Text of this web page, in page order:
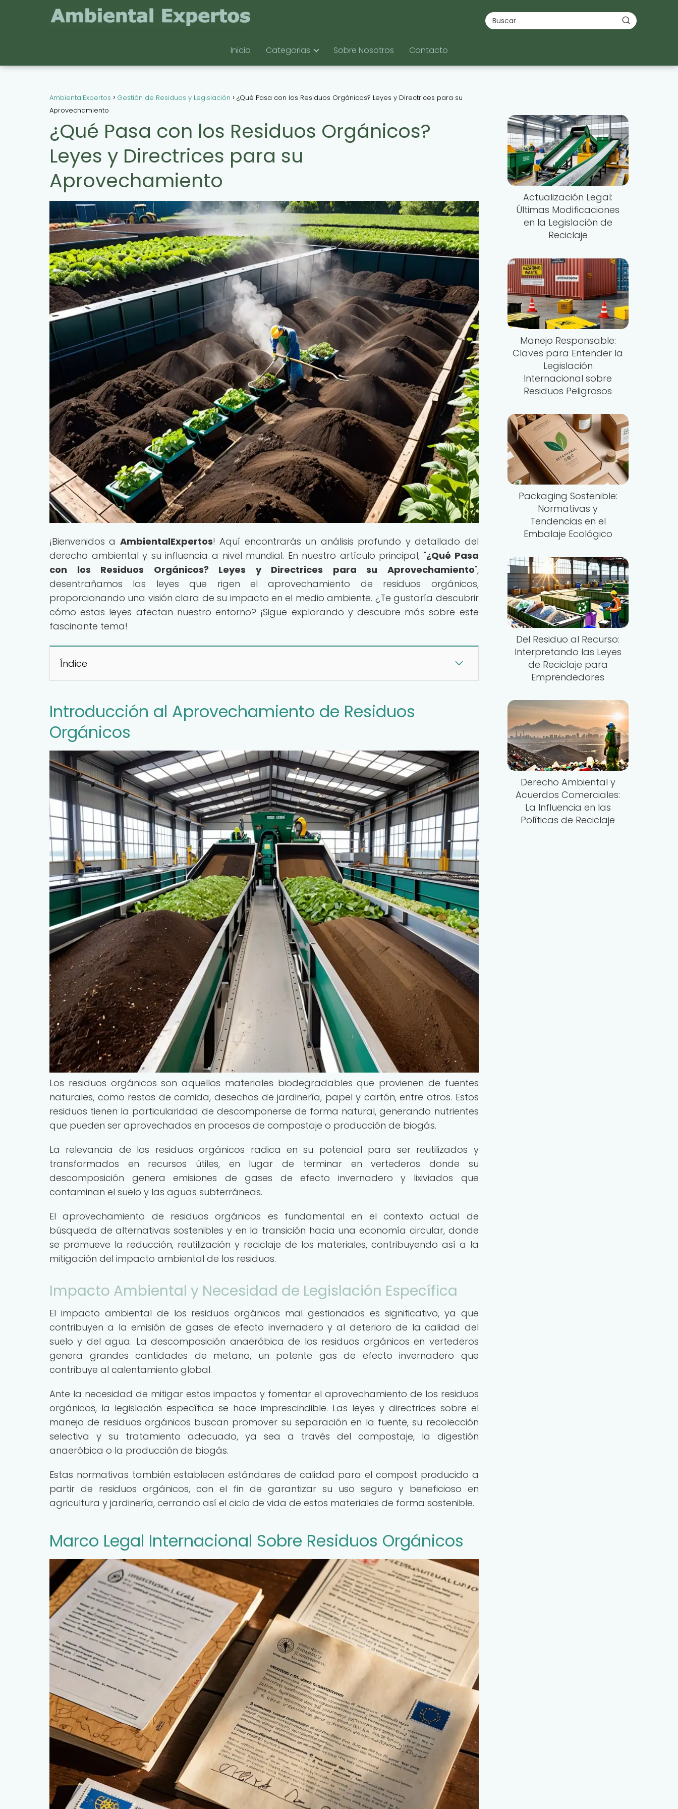
Inicio Categorias Sobre Nosotros Contacto
AmbientalExpertos Gestión de Residuos y Legislación
¿Qué Pasa con los Residuos Orgánicos? Leyes y Directrices para su
Aprovechamiento
¿Qué Pasa con los Residuos Orgánicos?
Leyes y Directrices para su
Aprovechamiento
¡Bienvenidos a AmbientalExpertos! Aquí encontrarás un análisis profundo y detallado del
derecho ambiental y su influencia a nivel mundial. En nuestro artículo principal, "¿Qué Pasa
con los Residuos Orgánicos? Leyes y Directrices para su Aprovechamiento",
desentrañamos las leyes que rigen el aprovechamiento de residuos orgánicos,
proporcionando una visión clara de su impacto en el medio ambiente. ¿Te gustaría descubrir
cómo estas leyes afectan nuestro entorno? ¡Sigue explorando y descubre más sobre este
fascinante tema!
Índice
Introducción al Aprovechamiento de Residuos
Orgánicos
Los residuos orgánicos son aquellos materiales biodegradables que provienen de fuentes
naturales, como restos de comida, desechos de jardinería, papel y cartón, entre otros. Estos
residuos tienen la particularidad de descomponerse de forma natural, generando nutrientes
que pueden ser aprovechados en procesos de compostaje o producción de biogás.
La relevancia de los residuos orgánicos radica en su potencial para ser reutilizados y
transformados en recursos útiles, en lugar de terminar en vertederos donde su
descomposición genera emisiones de gases de efecto invernadero y lixiviados que
contaminan el suelo y las aguas subterráneas.
El aprovechamiento de residuos orgánicos es fundamental en el contexto actual de
búsqueda de alternativas sostenibles y en la transición hacia una economía circular, donde
se promueve la reducción, reutilización y reciclaje de los materiales, contribuyendo así a la
mitigación del impacto ambiental de los residuos.
Impacto Ambiental y Necesidad de Legislación Específica
El impacto ambiental de los residuos orgánicos mal gestionados es significativo, ya que
contribuyen a la emisión de gases de efecto invernadero y al deterioro de la calidad del
suelo y del agua. La descomposición anaeróbica de los residuos orgánicos en vertederos
genera grandes cantidades de metano, un potente gas de efecto invernadero que
contribuye al calentamiento global.
Ante la necesidad de mitigar estos impactos y fomentar el aprovechamiento de los residuos
orgánicos, la legislación específica se hace imprescindible. Las leyes y directrices sobre el
manejo de residuos orgánicos buscan promover su separación en la fuente, su recolección
selectiva y su tratamiento adecuado, ya sea a través del compostaje, la digestión
anaeróbica o la producción de biogás.
Estas normativas también establecen estándares de calidad para el compost producido a
partir de residuos orgánicos, con el fin de garantizar su uso seguro y beneficioso en
agricultura y jardinería, cerrando así el ciclo de vida de estos materiales de forma sostenible.
Marco Legal Internacional Sobre Residuos Orgánicos
Actualización Legal:
Últimas Modificaciones
en la Legislación de
Reciclaje
Manejo Responsable:
Claves para Entender la
Legislación
Internacional sobre
Residuos Peligrosos
Packaging Sostenible:
Normativas y
Tendencias en el
Embalaje Ecológico
Del Residuo al Recurso:
Interpretando las Leyes
de Reciclaje para
Emprendedores
Derecho Ambiental y
Acuerdos Comerciales:
La Influencia en las
Políticas de Reciclaje